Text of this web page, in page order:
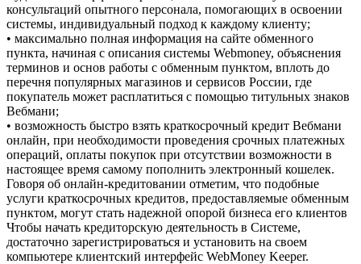
консультаций опытного персонала, помогающих в освоении
системы, индивидуальный подход к каждому клиенту;
• максимально полная информация на сайте обменного
пункта, начиная с описания системы Webmoney, объяснения
терминов и основ работы с обменным пунктом, вплоть до
перечня популярных магазинов и сервисов России, где
покупатель может расплатиться с помощью титульных знаков
Вебмани;
• возможность быстро взять краткосрочный кредит Вебмани
онлайн, при необходимости проведения срочных платежных
операций, оплаты покупок при отсутствии возможности в
настоящее время самому пополнить электронный кошелек.
Говоря об онлайн-кредитовании отметим, что подобные
услуги краткосрочных кредитов, предоставляемые обменным
пунктом, могут стать надежной опорой бизнеса его клиентов
Чтобы начать кредиторскую деятельность в Системе,
достаточно зарегистрироваться и установить на своем
компьютере клиентский интерфейс WebMoney Keeper.